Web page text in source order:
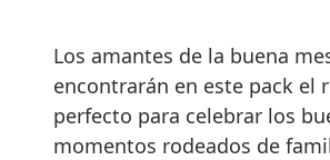
Los amantes de la buena
encontrarán en este pack el
perfecto para celebrar los
momentos rodeados de